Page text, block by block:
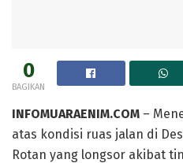
0
BAGIKAN
INFOMUARAENIM.COM –
atas kondisi ruas jalan di
Rotan yang longsor akibat